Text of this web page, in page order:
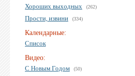
Хороших выходных (262)
Прости, извини (334)
Календарные:
Список
Видео:
С Новым Годом
(50)